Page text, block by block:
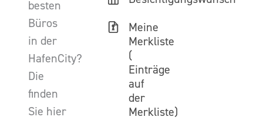
besten
Büros
in der
HafenCity?
Die
finden
Sie hier
Meine
Merkliste
(
Einträge
auf
der
Merkliste)